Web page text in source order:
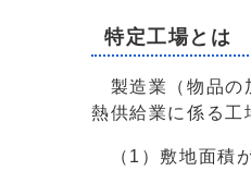
特定工場とは
製造業（物品の
熱供給業に係る工
（1）敷地面積